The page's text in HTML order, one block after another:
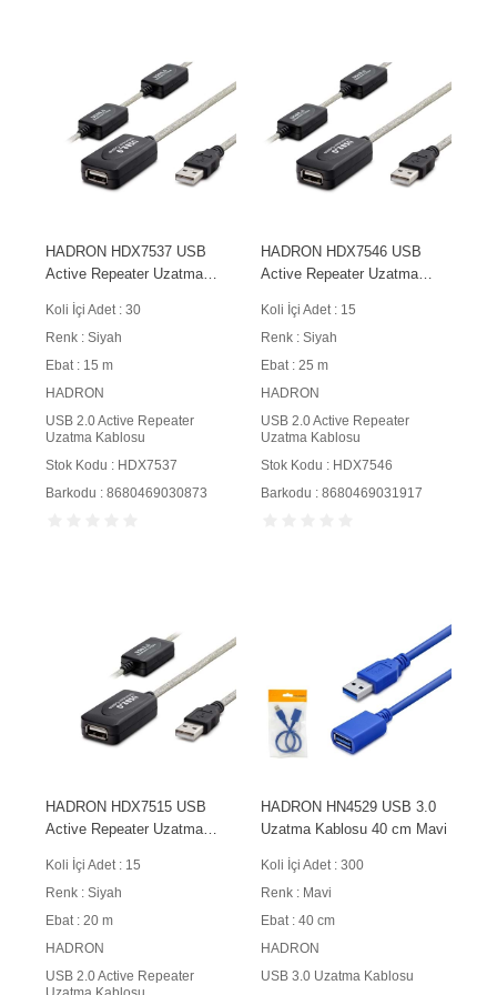
HADRON HDX7537 USB
Active Repeater Uzatma
Koli İçi Adet : 30
Renk : Siyah
Ebat : 15 m
HADRON
USB 2.0 Active Repeater
Uzatma Kablosu
Stok Kodu : HDX7537
Barkodu : 8680469030873
HADRON HDX7546 USB
Active Repeater Uzatma
Koli İçi Adet : 15
Renk : Siyah
Ebat : 25 m
HADRON
USB 2.0 Active Repeater
Uzatma Kablosu
Stok Kodu : HDX7546
Barkodu : 8680469031917
HADRON HDX7515 USB
Active Repeater Uzatma
Koli İçi Adet : 15
Renk : Siyah
Ebat : 20 m
HADRON
USB 2.0 Active Repeater
HADRON HN4529 USB 3.0
Uzatma Kablosu 40 cm Mavi
Koli İçi Adet : 300
Renk : Mavi
Ebat : 40 cm
HADRON
USB 3.0 Uzatma Kablosu